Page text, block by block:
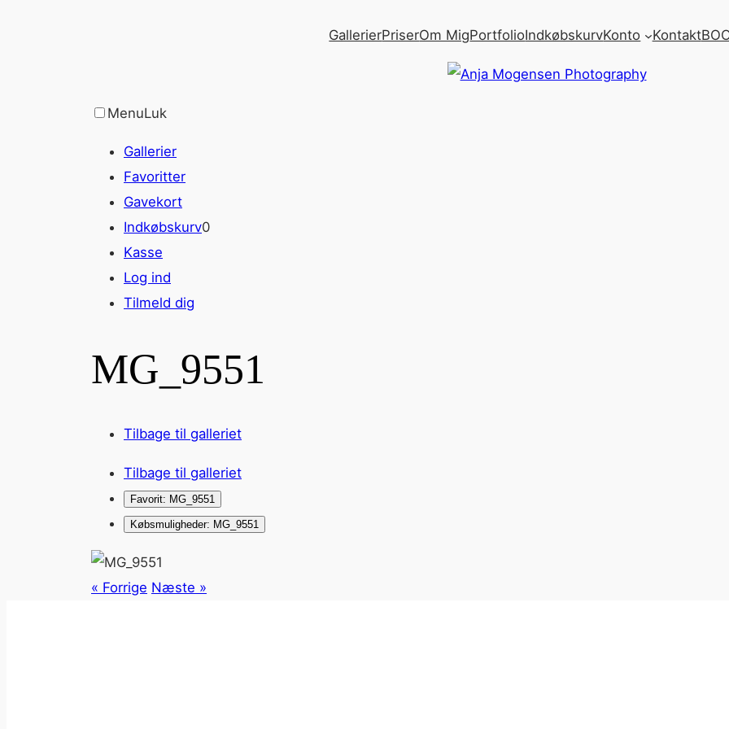
GallerierPriserOm MigPortfolioIndkøbskurvKonto Kontakt
MenuLuk
Gallerier
Favoritter
Gavekort
Indkøbskurv0
Kasse
Log ind
Tilmeld dig
MG_9551
Tilbage til galleriet
Tilbage til galleriet
Favorit: MG_9551
Købsmuligheder: MG_9551
« Forrige Næste »